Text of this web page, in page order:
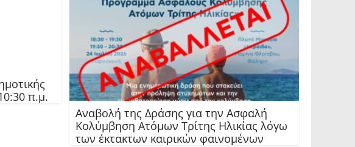
π.μ.
Αναβολή της Δράσης για την Ασφαλή
Κολύμβηση Ατόμων Τρίτης Ηλικίας λόγω
των έκτακτων καιρικών φαινομένων